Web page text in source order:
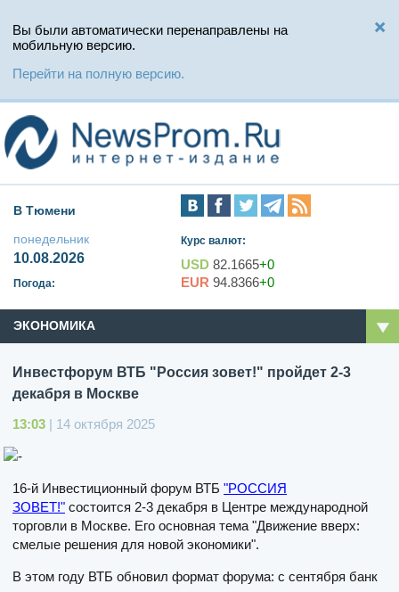
Вы были автоматически перенаправлены на
мобильную версию.
Перейти на полную версию.
В Тюмени
понедельник
10.08.2026
Погода:
Курс валют:
USD 82.1665+0
EUR 94.8366+0
ЭКОНОМИКА
Инвестфорум ВТБ "Россия зовет!" пройдет 2-3
декабря в Москве
13:03 | 14 октября 2025
16-й Инвестиционный форум ВТБ "РОССИЯ
ЗОВЕТ!" состоится 2-3 декабря в Центре международной
торговли в Москве. Его основная тема "Движение вверх:
смелые решения для новой экономики".
В этом году ВТБ обновил формат форума: с сентября банк